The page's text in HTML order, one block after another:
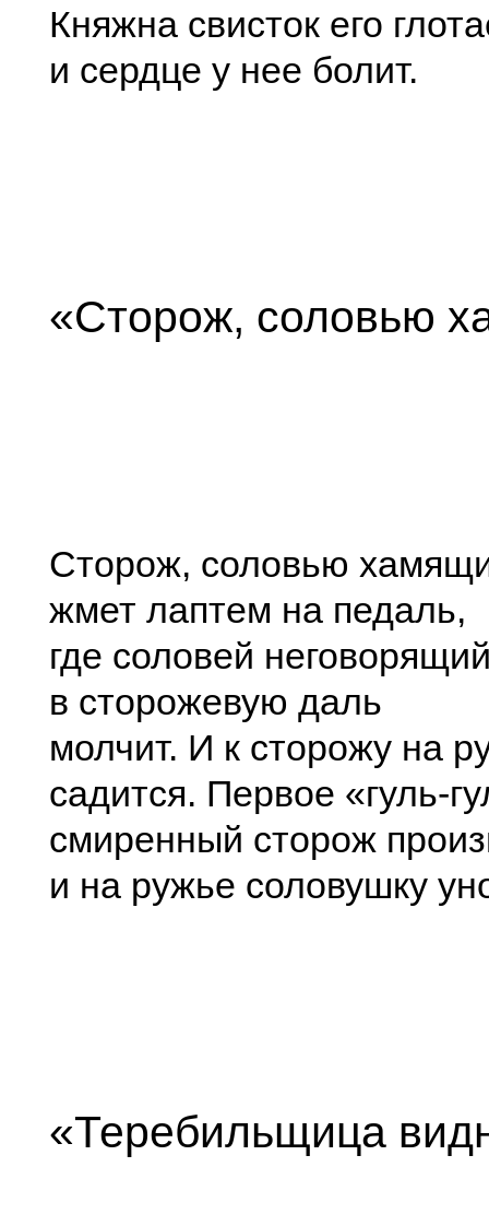
Княжна свисток его
и сердце у нее болит.
«Сторож, соловью
Сторож, соловью
жмет лаптем на педаль,
где соловей
в сторожевую даль
молчит. И к сторожу на
садится. Первое «гуль-
смиренный сторож
и на ружье соловушку
«Теребильщица